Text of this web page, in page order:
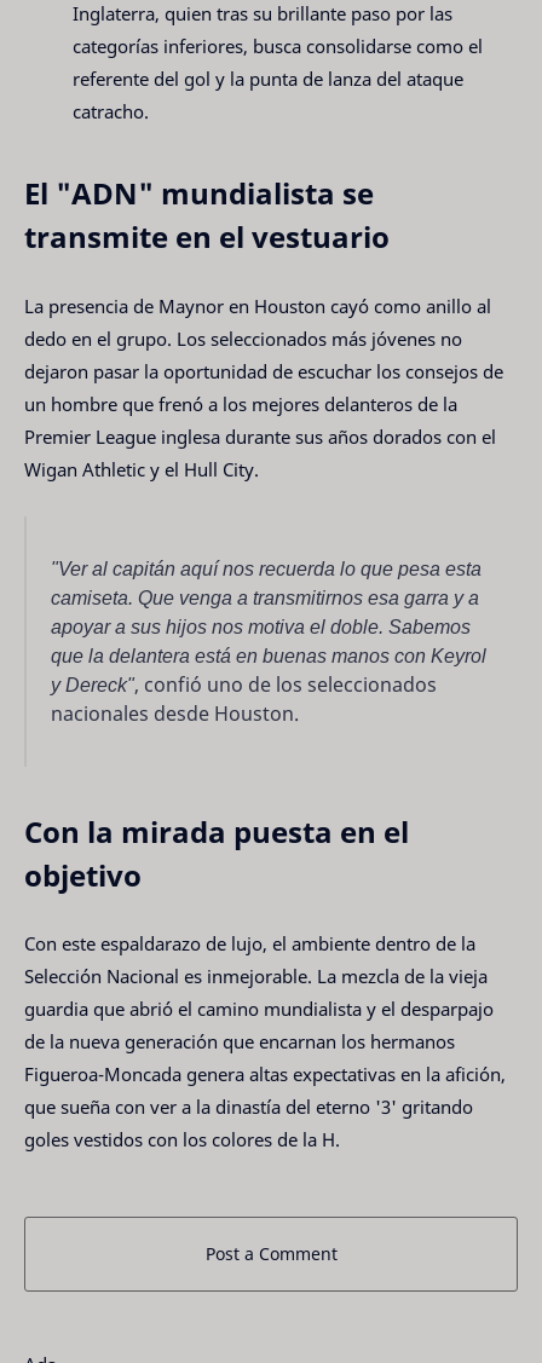
Inglaterra, quien tras su brillante paso por las
categorías inferiores, busca consolidarse como el
referente del gol y la punta de lanza del ataque
catracho.
El "ADN" mundialista se
transmite en el vestuario
La presencia de Maynor en Houston cayó como anillo al
dedo en el grupo. Los seleccionados más jóvenes no
dejaron pasar la oportunidad de escuchar los consejos de
un hombre que frenó a los mejores delanteros de la
Premier League inglesa durante sus años dorados con el
Wigan Athletic y el Hull City.
"Ver al capitán aquí nos recuerda lo que pesa esta
camiseta. Que venga a transmitirnos esa garra y a
apoyar a sus hijos nos motiva el doble. Sabemos
que la delantera está en buenas manos con Keyrol
y Dereck", confió uno de los seleccionados
nacionales desde Houston.
Con la mirada puesta en el
objetivo
Con este espaldarazo de lujo, el ambiente dentro de la
Selección Nacional es inmejorable. La mezcla de la vieja
guardia que abrió el camino mundialista y el desparpajo
de la nueva generación que encarnan los hermanos
Figueroa-Moncada genera altas expectativas en la afición,
que sueña con ver a la dinastía del eterno '3' gritando
goles vestidos con los colores de la H.
Post a Comment